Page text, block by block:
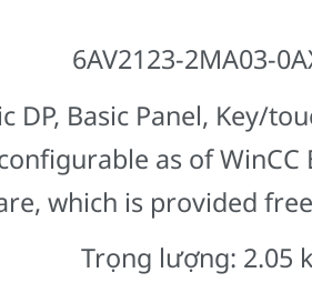
6AV2123-2MA03-
DP, Basic Panel, Key/
as of WinCC
which is provided
Trọng lượng: 2.05